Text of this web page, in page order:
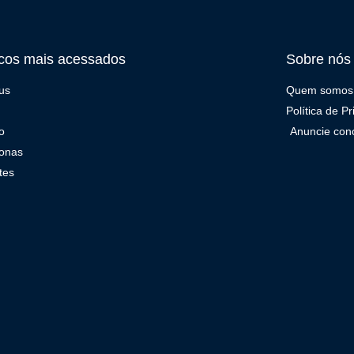
mais acessados Sobre nós
Quem somos
Política de
Anuncie